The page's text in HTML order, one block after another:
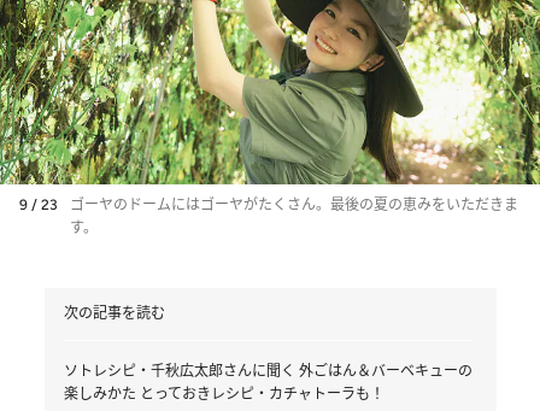
9 / 23
ゴーヤのドームにはゴーヤがたくさん。最後の夏の恵みをいただきま
す。
次の記事を読む
ソトレシピ・千秋広太郎さんに聞く 外ごはん＆バーベキューの
楽しみかた とっておきレシピ・カチャトーラも！